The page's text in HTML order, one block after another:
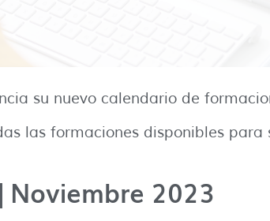
su nuevo calendario de
las formaciones disponibles para
Noviembre 2023